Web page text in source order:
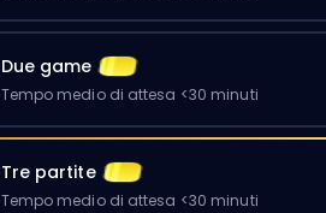
Due game
Tempo medio di attesa <30 minuti
Tre partite
Tempo medio di attesa <30 minuti